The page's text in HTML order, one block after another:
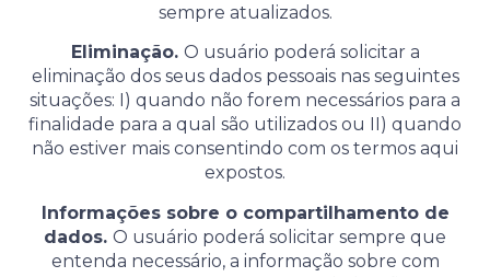
sempre atualizados.
Eliminação. O usuário poderá solicitar a
eliminação dos seus dados pessoais nas seguintes
situações: I) quando não forem necessários para a
finalidade para a qual são utilizados ou II) quando
não estiver mais consentindo com os termos aqui
expostos.
Informações sobre o compartilhamento de
dados. O usuário poderá solicitar sempre que
entenda necessário, a informação sobre com